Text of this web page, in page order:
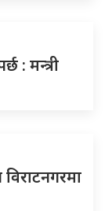
: मन्त्री
विराटनगरमा